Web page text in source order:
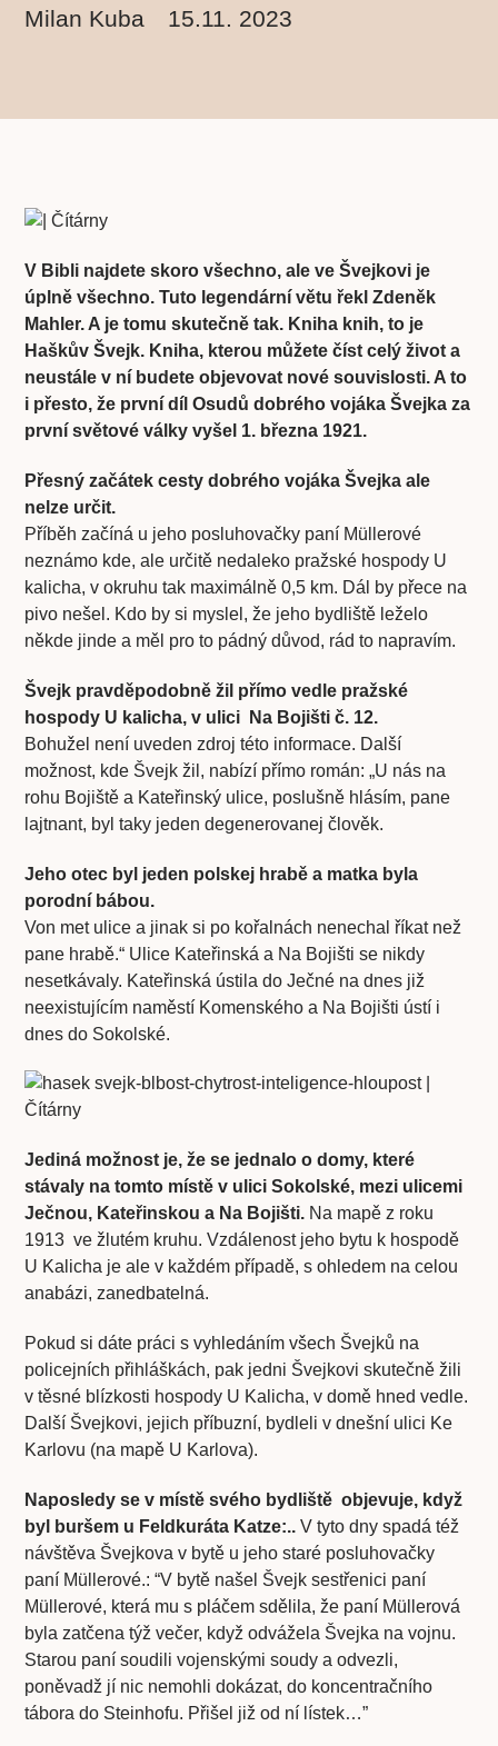
Milan Kuba 15.11. 2023
V Bibli najdete skoro všechno, ale ve Švejkovi je
úplně všechno. Tuto legendární větu řekl Zdeněk
Mahler. A je tomu skutečně tak. Kniha knih, to je
Haškův Švejk. Kniha, kterou můžete číst celý život a
neustále v ní budete objevovat nové souvislosti. A to
i přesto, že první díl Osudů dobrého vojáka Švejka za
první světové války vyšel 1. března 1921.
Přesný začátek cesty dobrého vojáka Švejka ale
nelze určit.
Příběh začíná u jeho posluhovačky paní Müllerové
neznámo kde, ale určitě nedaleko pražské hospody U
kalicha, v okruhu tak maximálně 0,5 km. Dál by přece na
pivo nešel. Kdo by si myslel, že jeho bydliště leželo
někde jinde a měl pro to pádný důvod, rád to napravím.
Švejk pravděpodobně žil přímo vedle pražské
hospody U kalicha, v ulici Na Bojišti č. 12.
Bohužel není uveden zdroj této informace. Další
možnost, kde Švejk žil, nabízí přímo román: „U nás na
rohu Bojiště a Kateřinský ulice, poslušně hlásím, pane
lajtnant, byl taky jeden degenerovanej člověk.
Jeho otec byl jeden polskej hrabě a matka byla
porodní bábou.
Von met ulice a jinak si po kořalnách nenechal říkat než
pane hrabě.“ Ulice Kateřinská a Na Bojišti se nikdy
nesetkávaly. Kateřinská ústila do Ječné na dnes již
neexistujícím naměstí Komenského a Na Bojišti ústí i
dnes do Sokolské.
Jediná možnost je, že se jednalo o domy, které
stávaly na tomto místě v ulici Sokolské, mezi ulicemi
Ječnou, Kateřinskou a Na Bojišti. Na mapě z roku
1913 ve žlutém kruhu. Vzdálenost jeho bytu k hospodě
U Kalicha je ale v každém případě, s ohledem na celou
anabázi, zanedbatelná.
Pokud si dáte práci s vyhledáním všech Švejků na
policejních přihláškách, pak jedni Švejkovi skutečně žili
v těsné blízkosti hospody U Kalicha, v domě hned vedle.
Další Švejkovi, jejich příbuzní, bydleli v dnešní ulici Ke
Karlovu (na mapě U Karlova).
Naposledy se v místě svého bydliště objevuje, když
byl buršem u Feldkuráta Katze:.. V tyto dny spadá též
návštěva Švejkova v bytě u jeho staré posluhovačky
paní Müllerové.: “V bytě našel Švejk sestřenici paní
Müllerové, která mu s pláčem sdělila, že paní Müllerová
byla zatčena týž večer, když odvážela Švejka na vojnu.
Starou paní soudili vojenskými soudy a odvezli,
poněvadž jí nic nemohli dokázat, do koncentračního
tábora do Steinhofu. Přišel již od ní lístek…”